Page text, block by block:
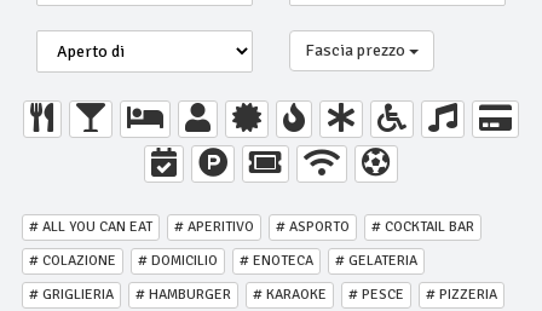
Fascia prezzo
# ALL YOU CAN EAT # APERITIVO # ASPORTO
# COCKTAIL BAR
# COLAZIONE
# DOMICILIO # ENOTECA
# GELATERIA
# GRIGLIERIA
# HAMBURGER # KARAOKE # PESCE
# PIZZERIA